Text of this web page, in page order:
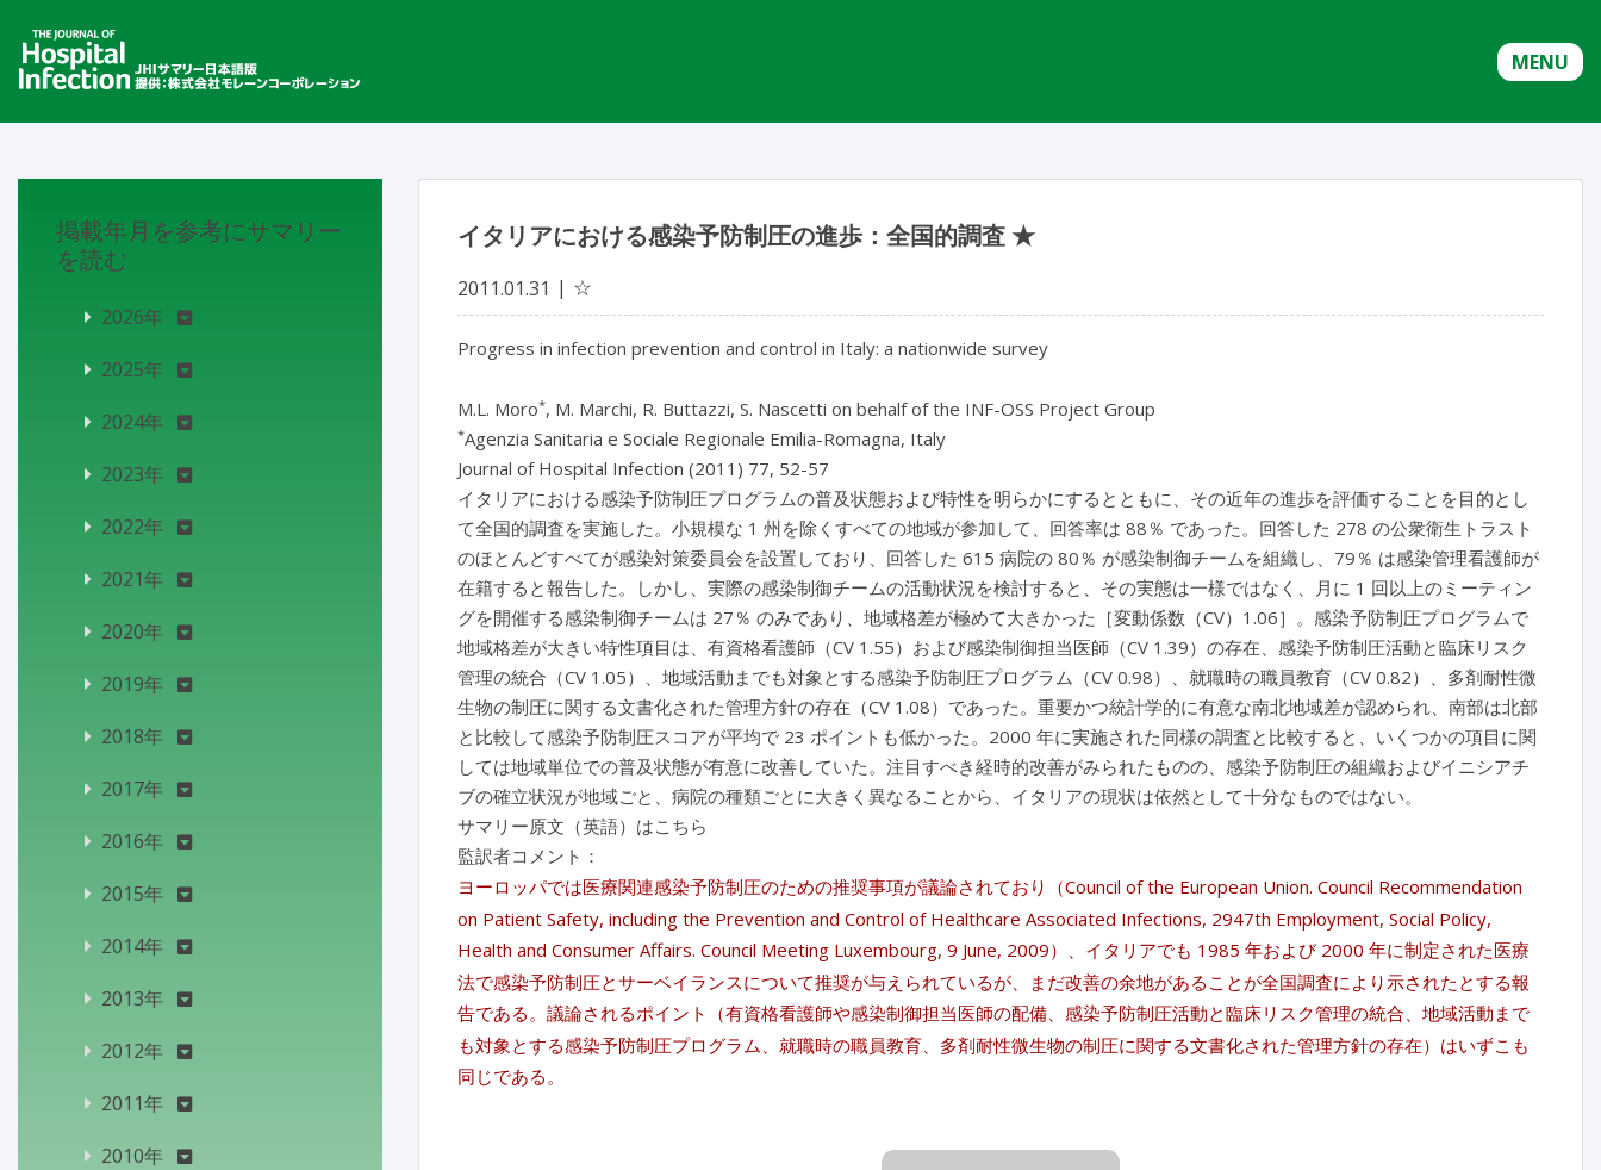
MENU
イタリアにおける感染予防制圧の進歩：全国的調査 ★
2011.01.31 ☆
Progress in infection prevention and control in Italy: a nationwide survey
M.L. Moro*, M. Marchi, R. Buttazzi, S. Nascetti on behalf of the INF-OSS Project Group
*Agenzia Sanitaria e Sociale Regionale Emilia-Romagna, Italy
Journal of Hospital Infection (2011) 77, 52-57
イタリアにおける感染予防制圧プログラムの普及状態および特性を明らかにするとともに、その近年の進歩を評価することを目的とし
て全国的調査を実施した。小規模な 1 州を除くすべての地域が参加して、回答率は 88％ であった。回答した 278 の公衆衛生トラスト
のほとんどすべてが感染対策委員会を設置しており、回答した 615 病院の 80％ が感染制御チームを組織し、79％ は感染管理看護師が
在籍すると報告した。しかし、実際の感染制御チームの活動状況を検討すると、その実態は一様ではなく、月に 1 回以上のミーティン
グを開催する感染制御チームは 27％ のみであり、地域格差が極めて大きかった［変動係数（CV）1.06］。感染予防制圧プログラムで
地域格差が大きい特性項目は、有資格看護師（CV 1.55）および感染制御担当医師（CV 1.39）の存在、感染予防制圧活動と臨床リスク
管理の統合（CV 1.05）、地域活動までも対象とする感染予防制圧プログラム（CV 0.98）、就職時の職員教育（CV 0.82）、多剤耐性微
生物の制圧に関する文書化された管理方針の存在（CV 1.08）であった。重要かつ統計学的に有意な南北地域差が認められ、南部は北部
と比較して感染予防制圧スコアが平均で 23 ポイントも低かった。2000 年に実施された同様の調査と比較すると、いくつかの項目に関
しては地域単位での普及状態が有意に改善していた。注目すべき経時的改善がみられたものの、感染予防制圧の組織およびイニシアチ
ブの確立状況が地域ごと、病院の種類ごとに大きく異なることから、イタリアの現状は依然として十分なものではない。
サマリー原文（英語）はこちら
監訳者コメント：
ヨーロッパでは医療関連感染予防制圧のための推奨事項が議論されており（Council of the European Union. Council Recommendation
on Patient Safety, including the Prevention and Control of Healthcare Associated Infections, 2947th Employment, Social Policy,
Health and Consumer Affairs. Council Meeting Luxembourg, 9 June, 2009）、イタリアでも 1985 年および 2000 年に制定された医療
法で感染予防制圧とサーベイランスについて推奨が与えられているが、まだ改善の余地があることが全国調査により示されたとする報
告である。議論されるポイント（有資格看護師や感染制御担当医師の配備、感染予防制圧活動と臨床リスク管理の統合、地域活動まで
も対象とする感染予防制圧プログラム、就職時の職員教育、多剤耐性微生物の制圧に関する文書化された管理方針の存在）はいずこも
同じである。
掲載年月を参考にサマリー
を読む
2026年
2025年
2024年
2023年
2022年
2021年
2020年
2019年
2018年
2017年
2016年
2015年
2014年
2013年
2012年
2011年
2010年